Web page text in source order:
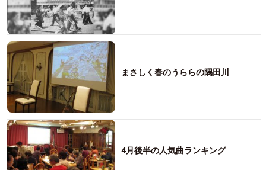
まさしく春のうららの隅田川
4月後半の人気曲ランキング